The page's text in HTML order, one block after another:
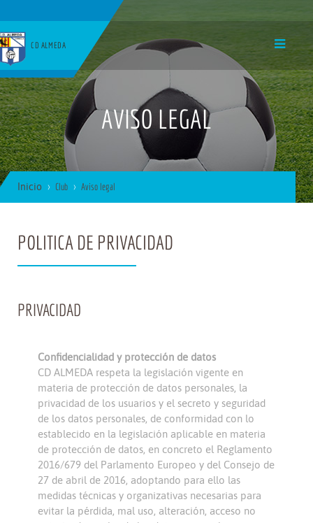
CD ALMEDA
AVISO LEGAL
Inicio Club Aviso legal
POLITICA DE PRIVACIDAD
PRIVACIDAD
Confidencialidad y protección de datos
CD ALMEDA respeta la legislación vigente en
materia de protección de datos personales, la
privacidad de los usuarios y el secreto y seguridad
de los datos personales, de conformidad con lo
establecido en la legislación aplicable en materia
de protección de datos, en concreto el Reglamento
2016/679 del Parlamento Europeo y del Consejo de
27 de abril de 2016, adoptando para ello las
medidas técnicas y organizativas necesarias para
evitar la pérdida, mal uso, alteración, acceso no